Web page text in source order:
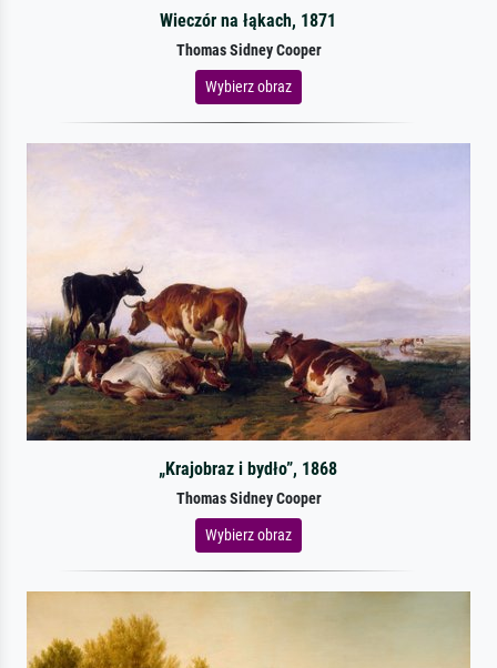
Wieczór na łąkach, 1871
Thomas Sidney Cooper
Wybierz obraz
„Krajobraz i bydło”, 1868
Thomas Sidney Cooper
Wybierz obraz